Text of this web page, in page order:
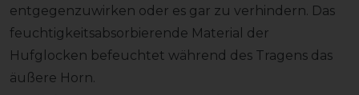
entgegenzuwirken oder es gar zu verhindern. Das
feuchtigkeitsabsorbierende Material der
Hufglocken befeuchtet während des Tragens das
äußere Horn.